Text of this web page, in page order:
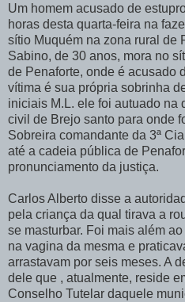
Um homem acusado de
horas desta quarta-feira na
sítio Muquém na zona rural de
Sabino, de 30 anos, mora no
de Penaforte, onde é acusado
vítima é sua própria sobrinha
iniciais M.L. ele foi autuado
civil de Brejo santo para onde
Sobreira comandante da 3ª
até a cadeia pública de
pronunciamento da justiça.
Carlos Alberto disse a
pela criança da qual tirava a
se masturbar. Foi mais além
na vagina da mesma e
arrastavam por seis meses. A
dele que , atualmente, reside
Conselho Tutelar daquele